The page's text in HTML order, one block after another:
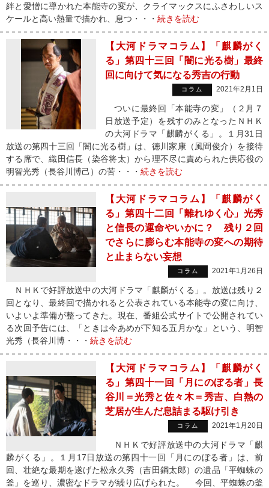
絆と愛憎に導かれた本能寺の変が、クライマックスにふさわしいス
ケールと高い熱量で描かれ、息つ・・・ 続きを読む
【大河ドラマコラム】「麒麟がく
る」第四十三回「闇に光る樹」最終
回に向けて気になる秀吉の行動
コラム 2021年2月1日
ついに最終回「本能寺の変」（２月７
日放送予定）を残すのみとなったＮＨＫ
の大河ドラマ「麒麟がくる」。１月31日
放送の第四十三回「闇に光る樹」は、徳川家康（風間俊介）を接待
する席で、織田信長（染谷将太）から理不尽に責められた供応役の
明智光秀（長谷川博己）の苦・・・ 続きを読む
【大河ドラマコラム】「麒麟がく
る」第四十二回「離れゆく心」光秀
と信長の運命やいかに？ 残り２回
でさらに膨らむ本能寺の変への期待
と止まらない妄想
コラム 2021年1月26日
ＮＨＫで好評放送中の大河ドラマ「麒麟がくる」。放送は残り２
回となり、最終回で描かれると公表されている本能寺の変に向け、
いよいよ準備が整ってきた。現在、番組公式サイトで公開されてい
る次回予告には、「ときは今あめが下知る五月かな」という、明智
光秀（長谷川博・・・ 続きを読む
【大河ドラマコラム】「麒麟がく
る」第四十一回「月にのぼる者」長
谷川＝光秀と佐々木＝秀吉、白熱の
芝居が生んだ息詰まる駆け引き
コラム 2021年1月20日
ＮＨＫで好評放送中の大河ドラマ「麒
麟がくる」。１月17日放送の第四十一回「月にのぼる者」は、前
回、壮絶な最期を遂げた松永久秀（吉田鋼太郎）の遺品「平蜘蛛の
釜」を巡り、濃密なドラマが繰り広げられた。 今回、平蜘蛛の釜